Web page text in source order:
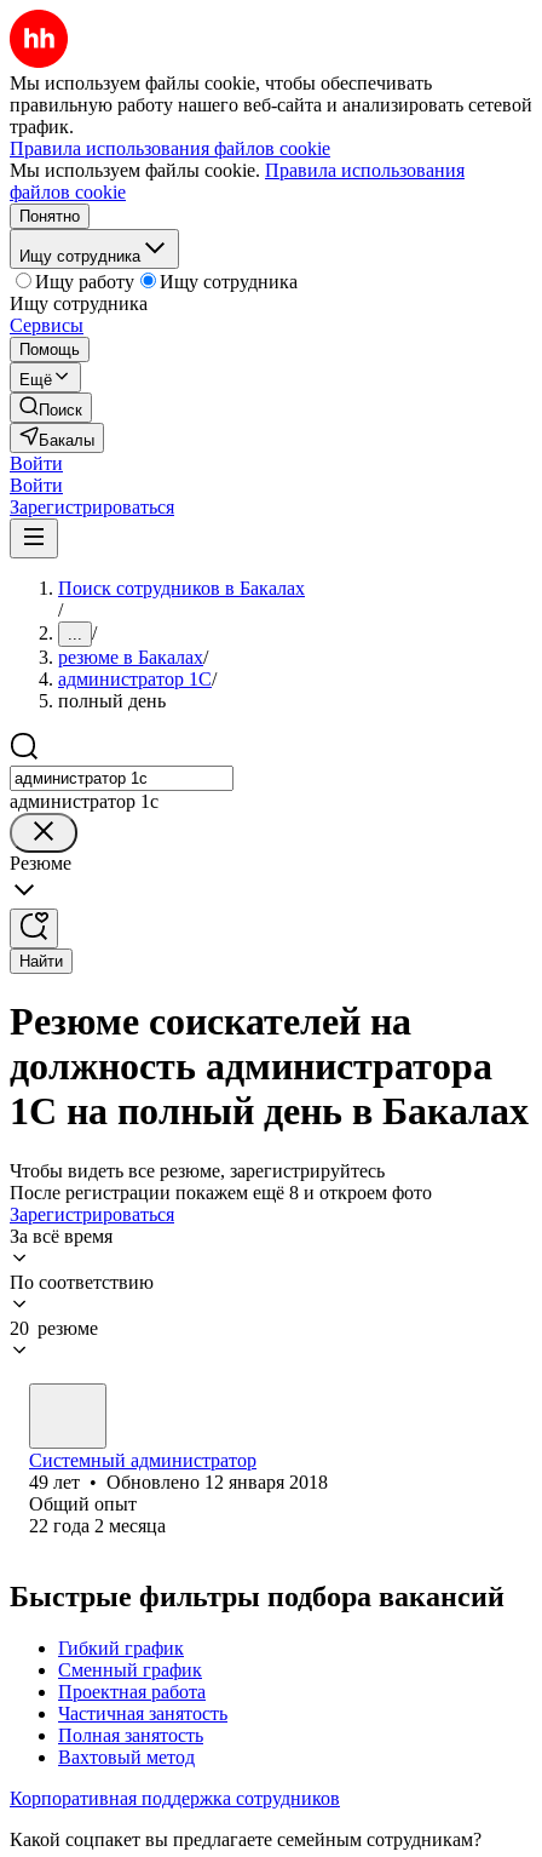
Мы используем файлы cookie, чтобы обеспечивать
правильную работу нашего веб-сайта и анализировать сетевой
трафик.
Правила использования файлов cookie
Мы используем файлы cookie. Правила использования
файлов cookie
Понятно
Ищу сотрудника
Ищу работу
Ищу сотрудника
Ищу сотрудника
Сервисы
Помощь
Ещё
Поиск
Бакалы
Войти
Войти
Зарегистрироваться
Поиск сотрудников в Бакалах
/
... /
резюме в Бакалах/
администратор 1С/
полный день
администратор 1с
Резюме
Найти
Резюме соискателей на
должность администратора
1С на полный день в Бакалах
Чтобы видеть все резюме, зарегистрируйтесь
После регистрации покажем ещё 8 и откроем фото
Зарегистрироваться
За всё время
По соответствию
20 резюме
Системный администратор
49 лет • Обновлено 12 января 2018
Общий опыт
22 года 2 месяца
Быстрые фильтры подбора вакансий
Гибкий график
Сменный график
Проектная работа
Частичная занятость
Полная занятость
Вахтовый метод
Корпоративная поддержка сотрудников
Какой соцпакет вы предлагаете семейным сотрудникам?